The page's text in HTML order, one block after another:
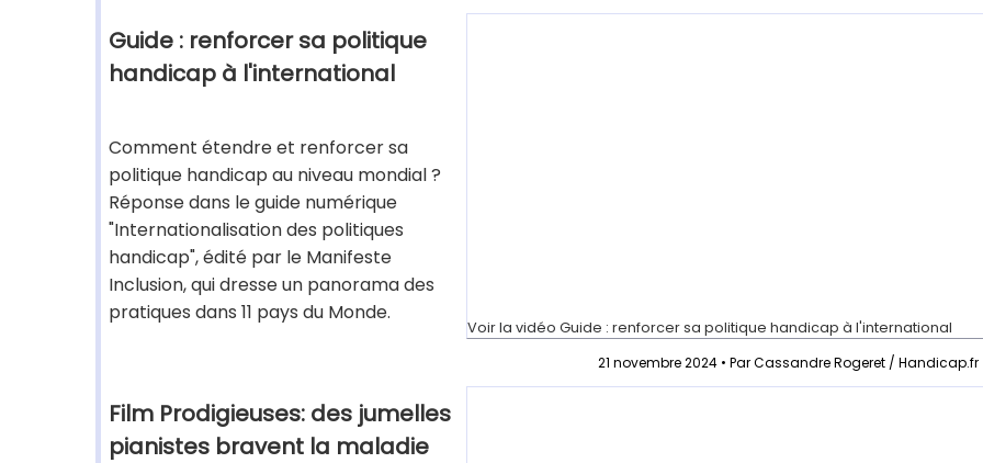
Guide : renforcer sa politique
handicap à l'international
Comment étendre et renforcer sa
politique handicap au niveau mondial ?
Réponse dans le guide numérique
"Internationalisation des politiques
handicap", édité par le Manifeste
Inclusion, qui dresse un panorama des
pratiques dans 11 pays du Monde.
Voir la vidéo Guide : renforcer sa politique handicap à l'international
21 novembre 2024 • Par Cassandre Rogeret / Handicap.fr
Film Prodigieuses: des jumelles
pianistes bravent la maladie